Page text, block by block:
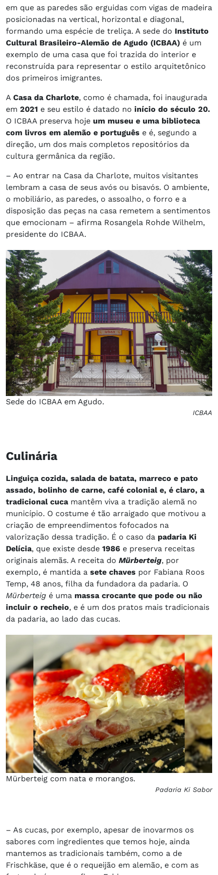
em que as paredes são erguidas com vigas de madeira
posicionadas na vertical, horizontal e diagonal,
formando uma espécie de treliça. A sede do Instituto
Cultural Brasileiro-Alemão de Agudo (ICBAA) é um
exemplo de uma casa que foi trazida do interior e
reconstruída para representar o estilo arquitetônico
dos primeiros imigrantes.
A Casa da Charlote, como é chamada, foi inaugurada
em 2021 e seu estilo é datado no início do século 20.
O ICBAA preserva hoje um museu e uma biblioteca
com livros em alemão e português e é, segundo a
direção, um dos mais completos repositórios da
cultura germânica da região.
– Ao entrar na Casa da Charlote, muitos visitantes
lembram a casa de seus avós ou bisavós. O ambiente,
o mobiliário, as paredes, o assoalho, o forro e a
disposição das peças na casa remetem a sentimentos
que emocionam – afirma Rosangela Rohde Wilhelm,
presidente do ICBAA.
Sede do ICBAA em Agudo.
ICBAA
Culinária
Linguiça cozida, salada de batata, marreco e pato
assado, bolinho de carne, café colonial e, é claro, a
tradicional cuca mantêm viva a tradição alemã no
município. O costume é tão arraigado que motivou a
criação de empreendimentos fofocados na
valorização dessa tradição. É o caso da padaria Ki
Delícia, que existe desde 1986 e preserva receitas
originais alemãs. A receita do Mürberteig, por
exemplo, é mantida a sete chaves por Fabiana Roos
Temp, 48 anos, filha da fundadora da padaria. O
Mürberteig é uma massa crocante que pode ou não
incluir o recheio, e é um dos pratos mais tradicionais
da padaria, ao lado das cucas.
Mürberteig com nata e morangos.
Padaria Ki Sabor
– As cucas, por exemplo, apesar de inovarmos os
sabores com ingredientes que temos hoje, ainda
mantemos as tradicionais também, como a de
Frischkäse, que é o requeijão em alemão, e com as